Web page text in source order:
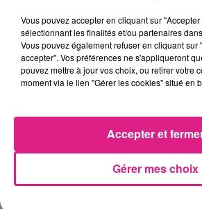
Metz : une distribution de lunette gratuite
5 août 2026
Casting de Woof : l'Euro-Métropole de Metz
4 août 2026
Officiel : Gauthier Hein quitte le FC Metz pour
Eclipse Solaire du 12 août : où voir ce
Chalets de Noël solidaires : la ville de Metz
Vous pouvez accepter en cliquant sur
sélectionnant les finalités et/ou partenaires
Vous pouvez également refuser en cliquant sur
accepter". Vos préférences ne s'appliqueront
pouvez mettre à jour vos choix, ou retirer votre
moment via le lien "Gérer les cookies" situé en
Gérer mes choix
Accepter et